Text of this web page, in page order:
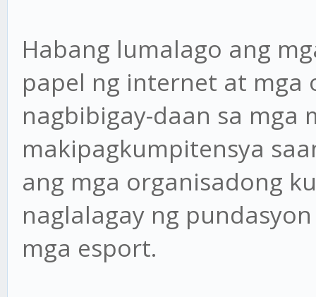
Habang lumalago ang
papel ng internet at
nagbibigay-daan sa mga
makipagkumpitensya
ang mga organisadong
naglalagay ng
mga esport.